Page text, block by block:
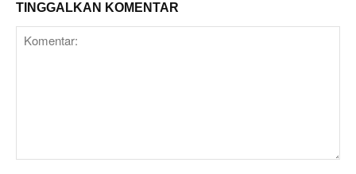
TINGGALKAN KOMENTAR